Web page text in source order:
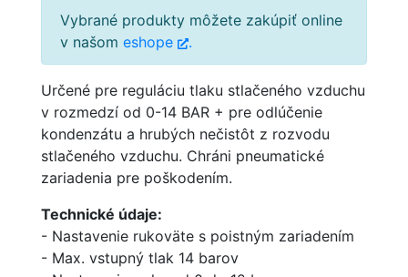
Vybrané produkty môžete zakúpiť online
v našom eshope .
Určené pre reguláciu tlaku stlačeného vzduchu
v rozmedzí od 0-14 BAR + pre odlúčenie
kondenzátu a hrubých nečistôt z rozvodu
stlačeného vzduchu. Chráni pneumatické
zariadenia pre poškodením.
Technické údaje:
- Nastavenie rukoväte s poistným zariadením
- Max. vstupný tlak 14 barov